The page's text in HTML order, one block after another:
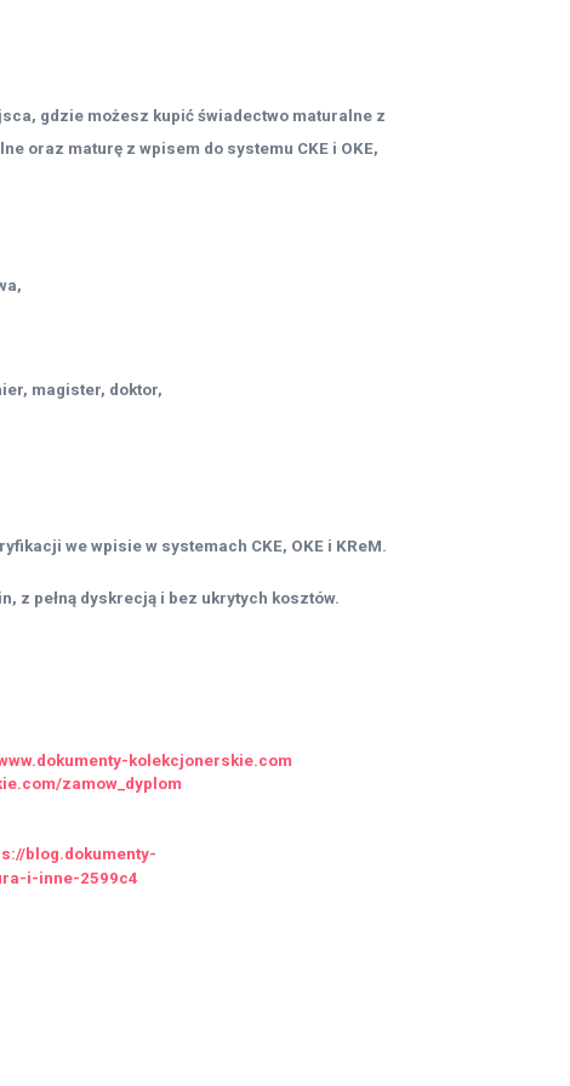
gdzie możesz kupić świadectwo maturalne z
oraz maturę z wpisem do systemu CKE i OKE,
magister, doktor,
we wpisie w systemach CKE, OKE i KReM.
z pełną dyskrecją i bez ukrytych kosztów.
kolekcjonerskie.com
zamow_dyplom
blog.dokumenty-
i-inne-2599c4